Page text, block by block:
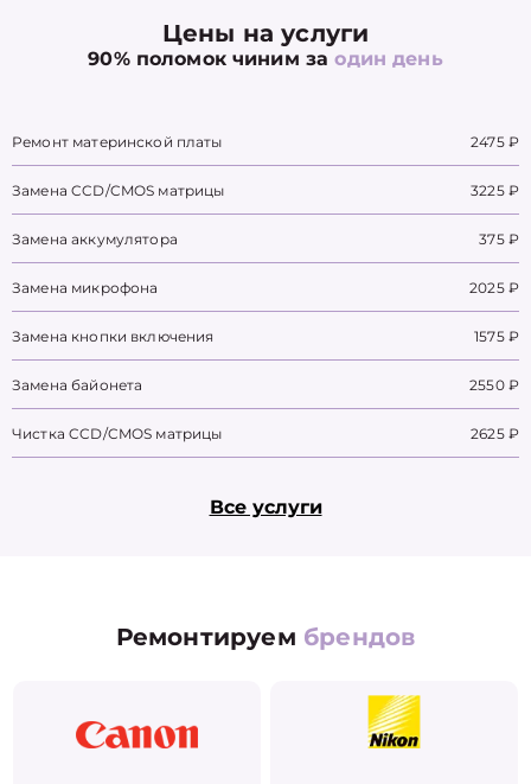
Цены на услуги
90% поломок чиним заодин день
Ремонт материнской платы 2475 ₽
Замена CCD/CMOS матрицы 3225 ₽
Замена аккумулятора 375 ₽
Замена микрофона 2025 ₽
Замена кнопки включения 1575 ₽
Замена байонета 2550 ₽
Чистка CCD/CMOS матрицы 2625 ₽
Все услуги
Ремонтируем брендов